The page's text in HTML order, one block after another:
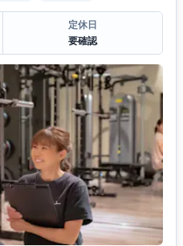
定休日
要確認